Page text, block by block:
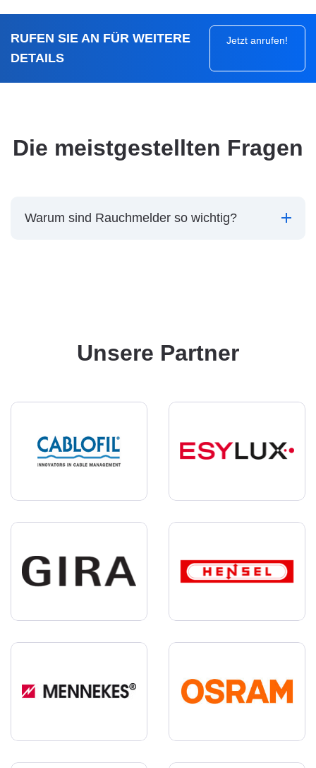
RUFEN SIE AN FÜR WEITERE
DETAILS
Jetzt anrufen!
Die meistgestellten Fragen
Warum sind Rauchmelder so wichtig?
Unsere Partner